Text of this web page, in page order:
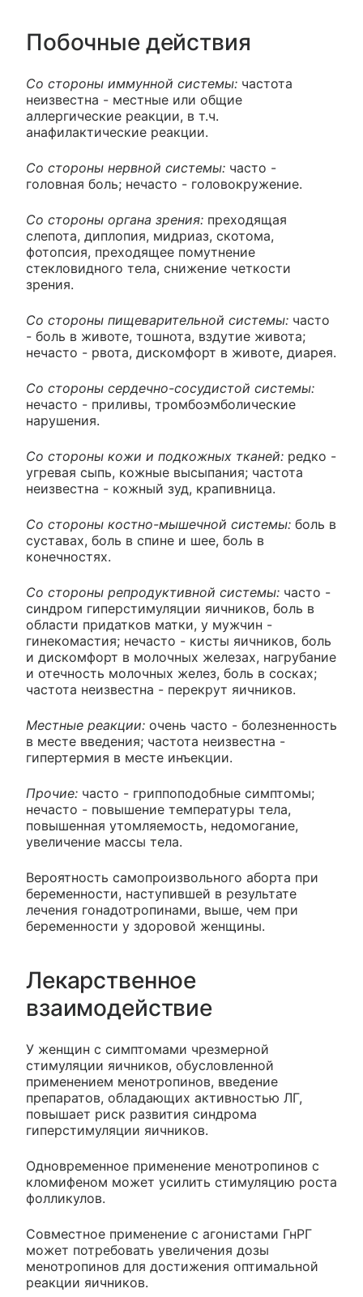
Побочные действия
Со стороны иммунной системы: частота
неизвестна - местные или общие
аллергические реакции, в т.ч.
анафилактические реакции.
Со стороны нервной системы: часто -
головная боль; нечасто - головокружение.
Со стороны органа зрения: преходящая
слепота, диплопия, мидриаз, скотома,
фотопсия, преходящее помутнение
стекловидного тела, снижение четкости
зрения.
Со стороны пищеварительной системы: часто
- боль в животе, тошнота, вздутие живота;
нечасто - рвота, дискомфорт в животе, диарея.
Со стороны сердечно-сосудистой системы:
нечасто - приливы, тромбоэмболические
нарушения.
Со стороны кожи и подкожных тканей: редко -
угревая сыпь, кожные высыпания; частота
неизвестна - кожный зуд, крапивница.
Со стороны костно-мышечной системы: боль в
суставах, боль в спине и шее, боль в
конечностях.
Со стороны репродуктивной системы: часто -
синдром гиперстимуляции яичников, боль в
области придатков матки, у мужчин -
гинекомастия; нечасто - кисты яичников, боль
и дискомфорт в молочных железах, нагрубание
и отечность молочных желез, боль в сосках;
частота неизвестна - перекрут яичников.
Местные реакции: очень часто - болезненность
в месте введения; частота неизвестна -
гипертермия в месте инъекции.
Прочие: часто - гриппоподобные симптомы;
нечасто - повышение температуры тела,
повышенная утомляемость, недомогание,
увеличение массы тела.
Вероятность самопроизвольного аборта при
беременности, наступившей в результате
лечения гонадотропинами, выше, чем при
беременности у здоровой женщины.
Лекарственное
взаимодействие
У женщин с симптомами чрезмерной
стимуляции яичников, обусловленной
применением менотропинов, введение
препаратов, обладающих активностью ЛГ,
повышает риск развития синдрома
гиперстимуляции яичников.
Одновременное применение менотропинов с
кломифеном может усилить стимуляцию роста
фолликулов.
Совместное применение с агонистами ГнРГ
может потребовать увеличения дозы
менотропинов для достижения оптимальной
реакции яичников.